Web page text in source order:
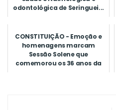
odontológica de Seringuei...
CONSTITUIÇÃO - Emoção e
homenagens marcam
Sessão Solene que
comemorou os 36 anos da